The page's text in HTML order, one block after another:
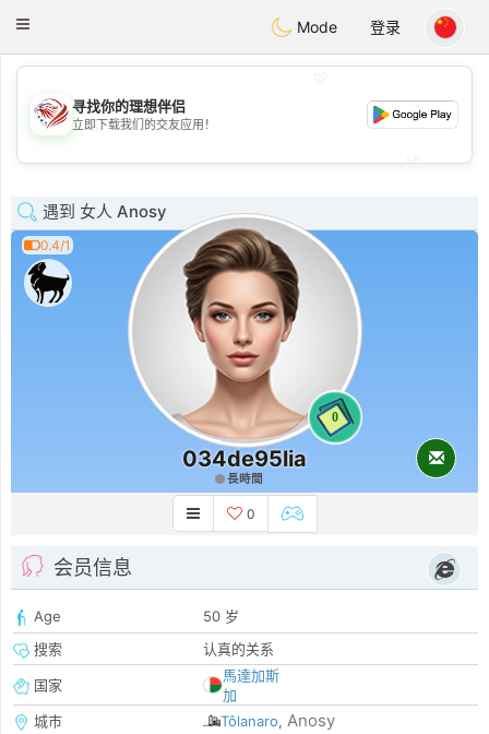
Dating
Toggle
Mode 登录
💖
💕
寻找你的理想伴侣
立即下载我们的交友应用！
遇到 女人 Anosy
0.4/1
0
034de95lia
長時間
0
会员信息
Age
50 岁
搜索
认真的关系
国家
馬達加斯
加
城市
Tôlanaro, Anosy